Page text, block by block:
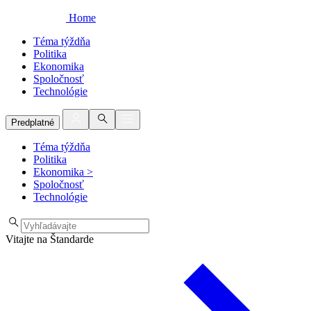
Home
Téma týždňa
Politika
Ekonomika
Spoločnosť
Technológie
Predplatné
Téma týždňa
Politika
Ekonomika >
Spoločnosť
Technológie
Vitajte na Štandarde